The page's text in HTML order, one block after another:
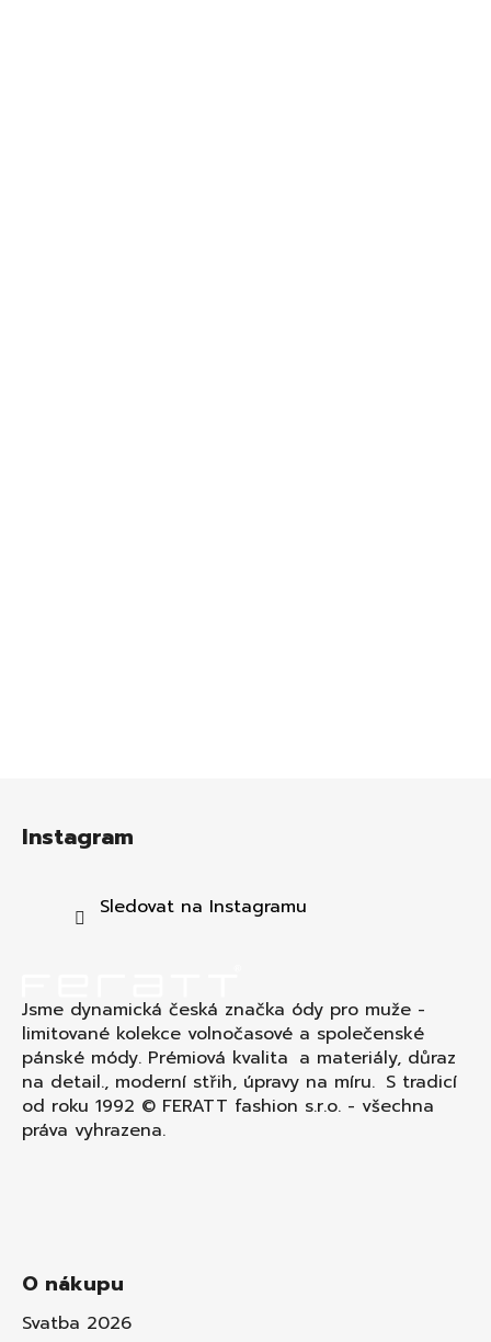
Instagram
Sledovat na Instagramu
Jsme dynamická česká značka ódy pro muže -
limitované kolekce volnočasové a společenské
pánské módy. Prémiová kvalita a materiály, důraz
na detail., moderní střih, úpravy na míru. S tradicí
od roku 1992 © FERATT fashion s.r.o. - všechna
práva vyhrazena.
O nákupu
Svatba 2026